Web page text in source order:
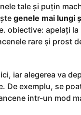
tale și puțin
genele mai lungi
obiective: apelați
rare și prost
iar alegerea va
De exemplu, se
intr-un mod